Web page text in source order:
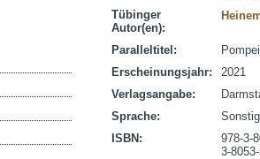
Tübinger
Autor(en):
Paralleltitel:
Pompei
Erscheinungsjahr:
2021
Verlagsangabe:
Sprache:
ISBN:
978-3-
3-